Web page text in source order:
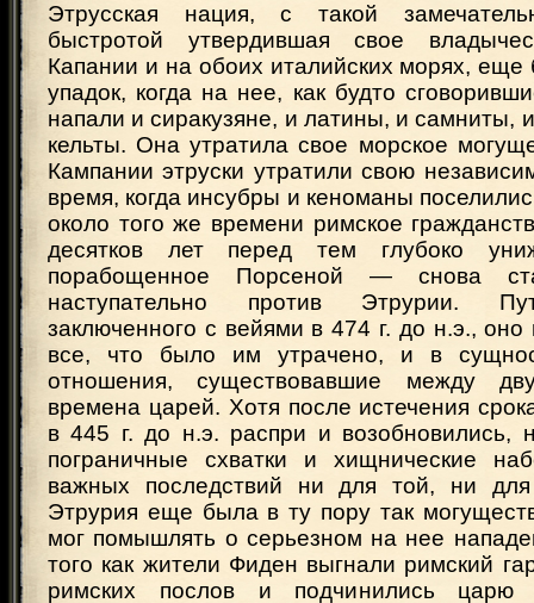
Этрусская нация, с такой
быстротой утвердившая свое
Капании и на обоих италийских морях,
упадок, когда на нее, как будто
напали и сиракузяне, и латины, и самниты,
кельты. Она утратила свое морское
Кампании этруски утратили свою
время, когда инсубры и кеноманы
около того же времени римское
десятков лет перед тем глубоко
порабощенное Порсеной — снова
наступательно против Этрурии.
заключенного с вейями в 474 г. до н.э., оно
все, что было им утрачено, и в
отношения, существовавшие между
времена царей. Хотя после истечения
в 445 г. до н.э. распри и возобновились,
пограничные схватки и хищнические
важных последствий ни для той, ни для
Этрурия еще была в ту пору так
мог помышлять о серьезном на нее
того как жители Фиден выгнали римский
римских послов и подчинились царю